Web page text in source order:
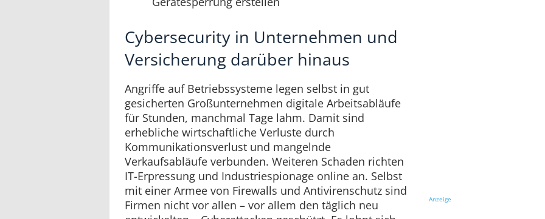
Cybersecurity in Unternehmen und
Versicherung darüber hinaus
Angriffe auf Betriebssysteme legen selbst in gut
gesicherten Großunternehmen digitale Arbeitsabläufe
für Stunden, manchmal Tage lahm. Damit sind
erhebliche wirtschaftliche Verluste durch
Kommunikationsverlust und mangelnde
Verkaufsabläufe verbunden. Weiteren Schaden richten
IT-Erpressung und Industriespionage online an. Selbst
mit einer Armee von Firewalls und Antivirenschutz sind
Firmen nicht vor allen – vor allem den täglich neu
Anzeige